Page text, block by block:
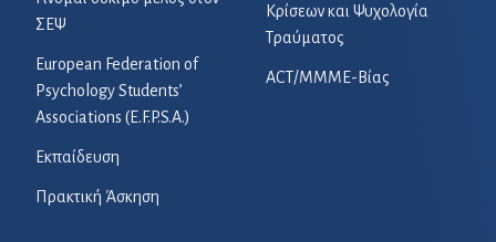
ΣΕΨ
European Federation of
Psychology Students’
Associations (E.F.P.S.A.)
Εκπαίδευση
Πρακτική Άσκηση
Κρίσεων και Ψυχολογία
Τραύματος
ACT/ΜΜΜΕ-Βίας